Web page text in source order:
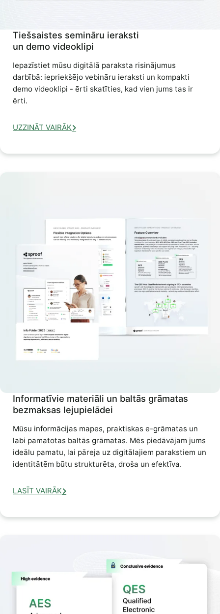
Tiešsaistes semināru ieraksti
un demo videoklipi
Iepazīstiet mūsu digitālā paraksta risinājumus
darbībā: iepriekšējo vebināru ieraksti un kompakti
demo videoklipi - ērti skatīties, kad vien jums tas ir
ērti.
UZZINĀT VAIRĀK
Informatīvie materiāli un baltās grāmatas
bezmaksas lejupielādei
Mūsu informācijas mapes, praktiskas e-grāmatas un
labi pamatotas baltās grāmatas. Mēs piedāvājam jums
ideālu pamatu, lai pāreja uz digitālajiem parakstiem un
identitātēm būtu strukturēta, droša un efektīva.
LASĪT VAIRĀK